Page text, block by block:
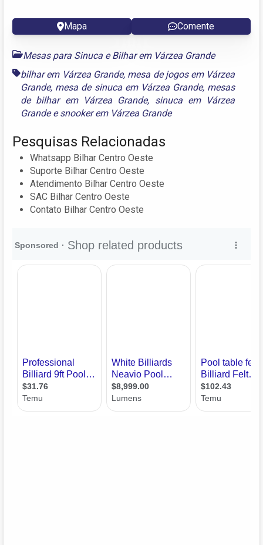
Mapa Comente
Mesas para Sinuca e Bilhar em Várzea Grande
bilhar em Várzea Grande, mesa de jogos em Várzea
Grande, mesa de sinuca em Várzea Grande, mesas
de bilhar em Várzea Grande, sinuca em Várzea
Grandeesnooker em Várzea Grande
Pesquisas Relacionadas
Whatsapp Bilhar Centro Oeste
Suporte Bilhar Centro Oeste
Atendimento Bilhar Centro Oeste
SAC Bilhar Centro Oeste
Contato Bilhar Centro Oeste